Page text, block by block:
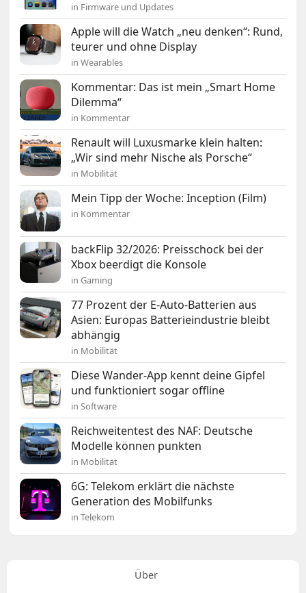
in Firmware und Updates
Apple will die Watch „neu denken“: Rund,
teurer und ohne Display
in Wearables
Kommentar: Das ist mein „Smart Home
Dilemma“
in Kommentar
Renault will Luxusmarke klein halten:
„Wir sind mehr Nische als Porsche“
in Mobilität
Mein Tipp der Woche: Inception (Film)
in Kommentar
backFlip 32/2026: Preisschock bei der
Xbox beerdigt die Konsole
in Gaming
77 Prozent der E-Auto-Batterien aus
Asien: Europas Batterieindustrie bleibt
abhängig
in Mobilität
Diese Wander-App kennt deine Gipfel
und funktioniert sogar offline
in Software
Reichweitentest des NAF: Deutsche
Modelle können punkten
in Mobilität
6G: Telekom erklärt die nächste
Generation des Mobilfunks
in Telekom
Über